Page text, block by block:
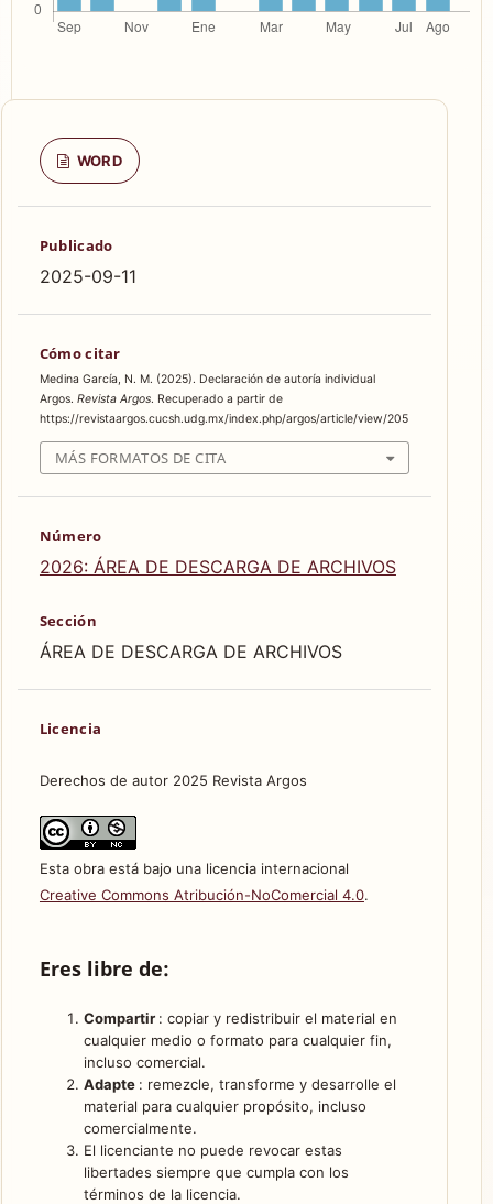
WORD
Publicado
2025-09-11
Cómo citar
Medina García, N. M. (2025). Declaración de autoría individual
Argos. Revista Argos. Recuperado a partir de
https://revistaargos.cucsh.udg.mx/index.php/argos/article/view/205
MÁS FORMATOS DE CITA
Número
2026: ÁREA DE DESCARGA DE ARCHIVOS
Sección
ÁREA DE DESCARGA DE ARCHIVOS
Licencia
Derechos de autor 2025 Revista Argos
Esta obra está bajo una licencia internacional
Creative Commons Atribución-NoComercial 4.0.
Eres libre de:
Compartir : copiar y redistribuir el material en
cualquier medio o formato para cualquier fin,
incluso comercial.
Adapte : remezcle, transforme y desarrolle el
material para cualquier propósito, incluso
comercialmente.
El licenciante no puede revocar estas
libertades siempre que cumpla con los
términos de la licencia.